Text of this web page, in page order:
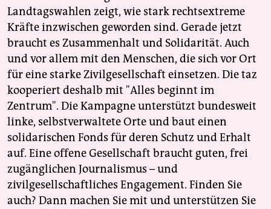
Landtagswahlen zeigt, wie stark rechtsextreme
Kräfte inzwischen geworden sind. Gerade jetzt
braucht es Zusammenhalt und Solidarität. Auch
und vor allem mit den Menschen, die sich vor Ort
für eine starke Zivilgesellschaft einsetzen. Die taz
kooperiert deshalb mit "Alles beginnt im
Zentrum". Die Kampagne unterstützt bundesweit
linke, selbstverwaltete Orte und baut einen
solidarischen Fonds für deren Schutz und Erhalt
auf. Eine offene Gesellschaft braucht guten, frei
zugänglichen Journalismus – und
zivilgesellschaftliches Engagement. Finden Sie
auch? Dann machen Sie mit und unterstützen Sie